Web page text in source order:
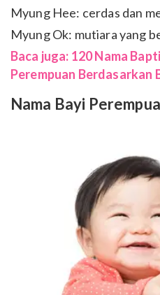
Myung Hee: cerdas dan
Myung Ok: mutiara yang
Baca juga: 120 Nama
Perempuan Berdasarkan
Nama Bayi